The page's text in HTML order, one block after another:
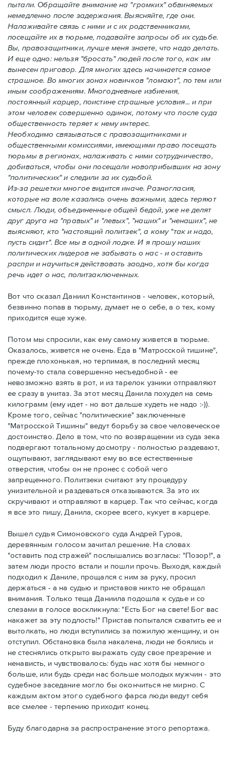
пытали. Обращайте внимание на "громких" обвиняемых
немедленно после задержания. Выясняйте, где они.
Налаживайте связь с ними и с их родственниками,
посещайте их в тюрьме, подавайте запросы об их судьбе.
Вы, правозащитники, лучше меня знаете, что надо делать.
И еще одно: нельзя "бросать" людей после того, как им
вынесен приговор. Для многих здесь начинается самое
страшное. Во многих зонах новичков "ломают", по тем или
иным соображениям. Многодневные избиения,
постоянный карцер, поистине страшные условия... и при
этом человек совершенно одинок, потому что после суда
общественность теряет к нему интерес.
Необходимо связываться с правозащитниками и
общественными комиссиями, имеющими право посещать
тюрьмы в регионах, налаживать с ними сотрудничество,
добиваться, чтобы они посещали новоприбывших на зону
"политических" и следили за их судьбой.
Из-за решетки многое видится иначе. Разногласия,
которые на воле казались очень важными, здесь теряют
смысл. Люди, объединенные общей бедой, уже не делят
друг друга на "правых" и "левых", "наших" и "ненаших", не
выясняют, кто "настоящий политзек", а кому "так и надо,
пусть сидит". Все мы в одной лодке. И я прошу наших
политических лидеров не забывать о нас - и оставить
распри и научиться действовать заодно, хотя бы когда
речь идет о нас, политзаключенных.
Вот что сказал Даниил Константинов - человек, который,
безвинно попав в тюрьму, думает не о себе, а о тех, кому
приходится еще хуже.
Потом мы спросили, как ему самому живется в тюрьме.
Оказалось, живется не очень. Еда в "Матросской тишине",
прежде плохонькая, но терпимая, в последний месяц
почему-то стала совершенно несъедобной - ее
невозможно взять в рот, и из тарелок узники отправляют
ее сразу в унитаз. За этот месяц Данила похудел на семь
килограмм (ему идет - но вот дальше худеть не надо :-)).
Кроме того, сейчас "политические" заключенные
"Матросской Тишины" ведут борьбу за свое человеческое
достоинство. Дело в том, что по возвращении из суда зека
подвергают тотальному досмотру - полностью раздевают,
ощупывают, заглядывают ему во все естественные
отверстия, чтобы он не пронес с собой чего
запрещенного. Политзеки считают эту процедуру
унизительной и раздеваться отказываются. За это их
скручивают и отправляют в карцер. Так что сейчас, когда
я все это пишу, Данила, скорее всего, кукует в карцере.
Вышел судья Симоновского суда Андрей Гуров,
деревянным голосом зачитал решение. На словах
"оставить под стражей" послышались возгласы: "Позор!", а
затем люди просто встали и пошли прочь. Выходя, каждый
подходил к Даниле, прощался с ним за руку, просил
держаться - а на судью и приставов никто не обращал
внимания. Только теща Даниила подошла к судье и со
слезами в голосе воскликнула: "Есть Бог на свете! Бог вас
накажет за эту подлость!" Пристав попытался схватить ее и
вытолкать, но люди вступились за пожилую женщину, и он
отступил. Обстановка была накалена, люди не боялись и
не стеснялись открыто выражать суду свое презрение и
ненависть, и чувствовалось: будь нас хотя бы немного
больше, или будь среди нас больше молодых мужчин - это
судебное заседание могло бы окончиться не мирно. С
каждым актом этого судебного фарса люди ведут себя
все смелее - терпению приходит конец.
Буду благодарна за распространение этого репортажа.